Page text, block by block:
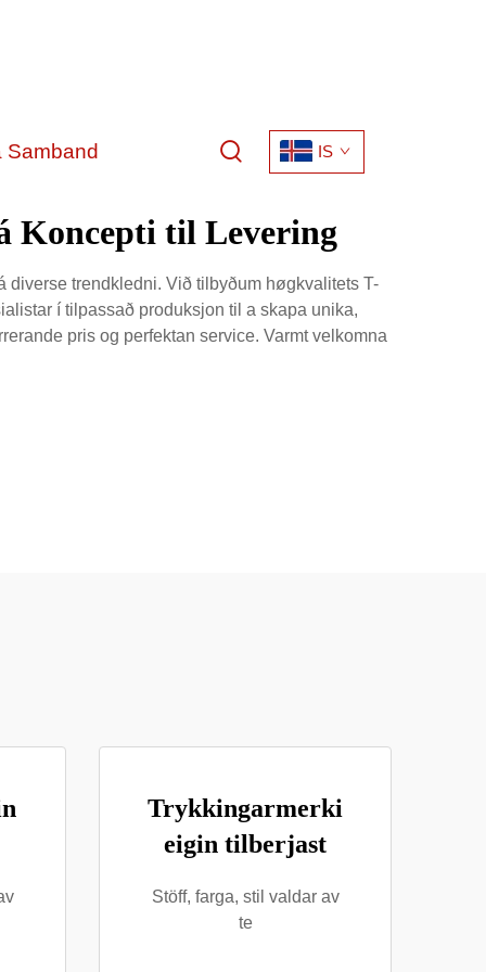
Samband IS
til Levering
trendkledni. Við tilbyðum høgkvalitets T-
í tilpassað produksjon til a skapa unika,
pris og perfektan service. Varmt velkomna
Trykkingarmerki
eigin tilberjast
Stöff, farga, stil valdar av
te